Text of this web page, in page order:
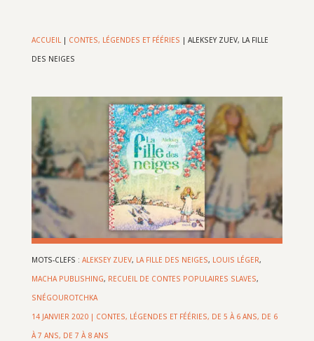
ACCUEIL| CONTES, LÉGENDES ET FÉÉRIES | ALEKSEY ZUEV, LA FILLE
DES NEIGES
MOTS-CLEFS : ALEKSEY ZUEV, LA FILLE DES NEIGES, LOUIS LÉGER,
MACHA PUBLISHING, RECUEIL DE CONTES POPULAIRES SLAVES,
SNÉGOUROTCHKA
14 JANVIER 2020| CONTES, LÉGENDES ET FÉÉRIES, DE 5 À 6 ANS, DE 6
À 7 ANS, DE 7 À 8 ANS